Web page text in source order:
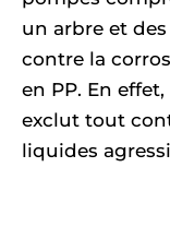
un arbre et
contre la
en PP. En
exclut tout
liquides